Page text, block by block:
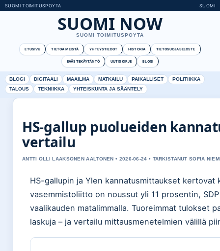
SUOMI TOIMITUSPOYTA SUOMI
SUOMI NOW
SUOMI TOIMITUSPOYTA
ETUSIVU TIETOA MEISTÄ YHTEYSTIEDOT HISTORIA TIETOSUOJASELOSTE
EVÄSTEKÄYTÄNTÖ UUTISKIRJE BLOGI
BLOGI DIGITAALI MAAILMA MATKAILU PAIKALLISET
POLITIIKKA
TALOUS
TEKNIIKKA YHTEISKUNTA JA SÄÄNTELY
HS-gallup puolueiden
vertailu
ANTTI OLLI LAAKSONEN AALTONEN • 2026-06-24 • TARKISTANUT SOFIA
HS-gallupin ja Ylen kannatusmittaukset
vasemmistoliitto on noussut yli 11 prosentin,
vaalikauden matalimmalla. Tuoreimmat tulokset
laskuja – ja vertailu mittausmenetelmien välillä